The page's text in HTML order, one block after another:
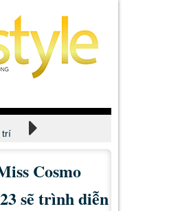
trí
Cosmo
sẽ trình diễn